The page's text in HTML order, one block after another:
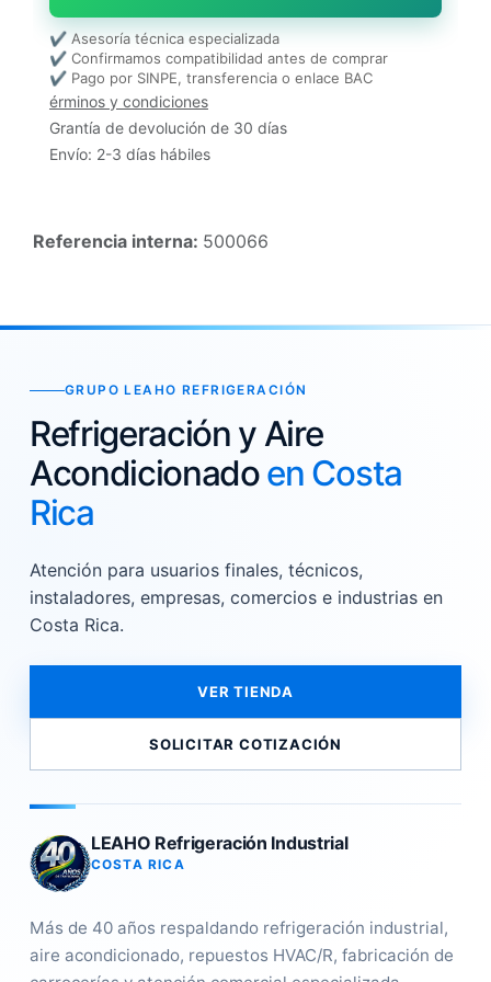
✔ Asesoría técnica especializada
✔ Confirmamos compatibilidad antes de comprar
✔ Pago por SINPE, transferencia o enlace BAC
érminos y condiciones
Grantía de devolución de 30 días
Envío: 2-3 días hábiles
Referencia interna: 500066
GRUPO LEAHO REFRIGERACIÓN
Refrigeración y Aire
Acondicionadoen Costa
Rica
Atención para usuarios finales, técnicos,
instaladores, empresas, comercios e industrias en
Costa Rica.
VER TIENDA
SOLICITAR COTIZACIÓN
LEAHO Refrigeración Industrial
COSTA RICA
Más de 40 años respaldando refrigeración industrial,
aire acondicionado, repuestos HVAC/R, fabricación de